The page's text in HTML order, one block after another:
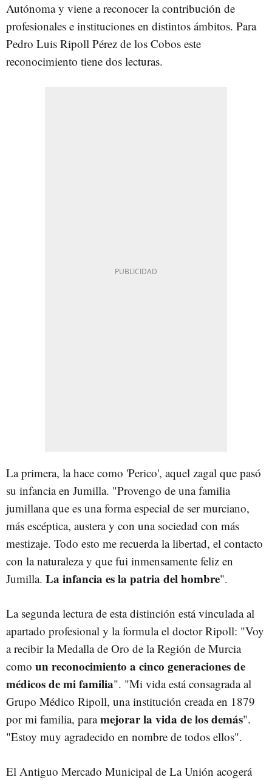
Autónoma y viene a reconocer la contribución de
profesionales e instituciones en distintos ámbitos. Para
Pedro Luis Ripoll Pérez de los Cobos este
reconocimiento tiene dos lecturas.
La primera, la hace como 'Perico', aquel zagal que pasó
su infancia en Jumilla. "Provengo de una familia
jumillana que es una forma especial de ser murciano,
más escéptica, austera y con una sociedad con más
mestizaje. Todo esto me recuerda la libertad, el contacto
con la naturaleza y que fui inmensamente feliz en
Jumilla. La infancia es la patria del hombre".
La segunda lectura de esta distinción está vinculada al
apartado profesional y la formula el doctor Ripoll: "Voy
a recibir la Medalla de Oro de la Región de Murcia
como un reconocimiento a cinco generaciones de
médicos de mi familia". "Mi vida está consagrada al
Grupo Médico Ripoll, una institución creada en 1879
por mi familia, paramejorar la vida de los demás".
"Estoy muy agradecido en nombre de todos ellos".
El Antiguo Mercado Municipal de La Unión acogerá